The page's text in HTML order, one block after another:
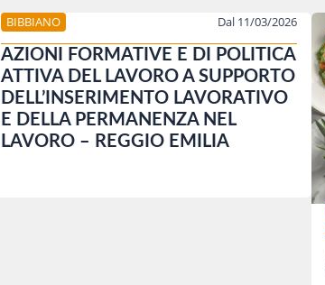
BIBBIANO Dal 11/03/2026
AZIONI FORMATIVE E DI POLITICA
ATTIVA DEL LAVORO A SUPPORTO
DELL’INSERIMENTO LAVORATIVO
E DELLA PERMANENZA NEL
LAVORO – REGGIO EMILIA